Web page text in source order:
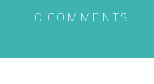
シ
0 COMMENTS